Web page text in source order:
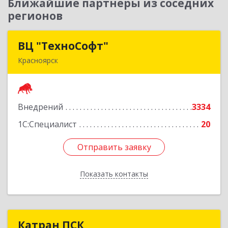
Ближайшие партнеры из соседних
регионов
ВЦ "ТехноСофт"
Красноярск
Внедрений
3334
1С:Специалист
20
Отправить заявку
Показать контакты
Подробнее
Отправить заявку
Назад
Катран ПСК